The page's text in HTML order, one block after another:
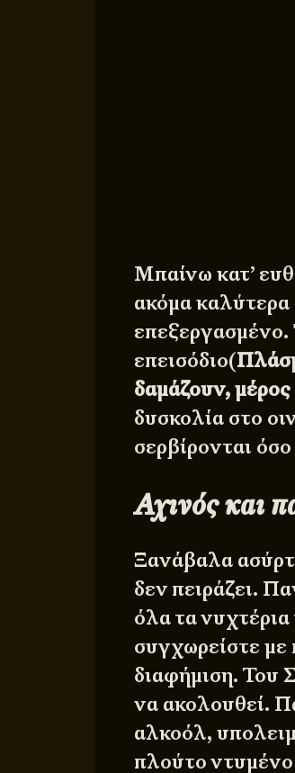
Μπαίνω κατ’
ακόμα καλύτερα
επεισόδιο(
δαμάζουν,μέρος
δυσκολία στο
σερβίρονται
Αχινός και
Ξανάβαλα
δεν πειράζει.
όλα τα
συγχωρείστε με
διαφήμιση. Του
να ακολουθεί.
αλκοόλ,
πλούτο ντυμένο